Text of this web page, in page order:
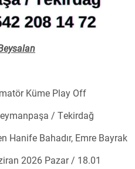
Küme Play Off
/ Tekirdağ
Hanife Bahadır, Emre Bayrak
2026 Pazar / 18.01